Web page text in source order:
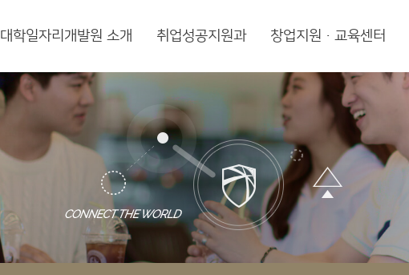
대학일자리개발원 소개 취업성공지원과 창업지원·교육센터